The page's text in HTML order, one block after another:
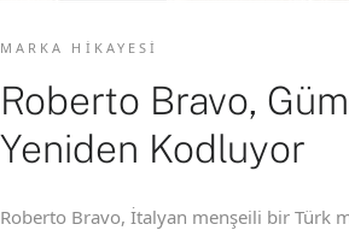
MARKA HIKAYESI
Roberto Bravo,
Yeniden Kodluyor
Roberto Bravo, İtalyan menşeili bir Türk